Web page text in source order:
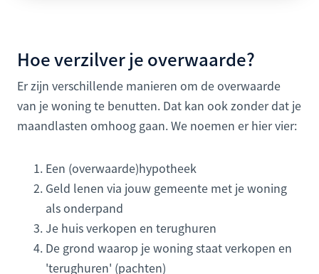
Hoe verzilver je overwaarde?
Er zijn verschillende manieren om de overwaarde
van je woning te benutten. Dat kan ook zonder dat je
maandlasten omhoog gaan. We noemen er hier vier:
Een (overwaarde)hypotheek
Geld lenen via jouw gemeente met je woning
als onderpand
Je huis verkopen en terughuren
De grond waarop je woning staat verkopen en
'terughuren' (pachten)